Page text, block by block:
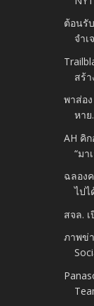
ต้อนรั
จำเจ
สร้า
พาส่อ
หาย
AH คิ
“มา
ฉลอง
ไปไ
สจล.
ภาพข่